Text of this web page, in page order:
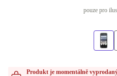
pouze pro
Produkt je momentálně